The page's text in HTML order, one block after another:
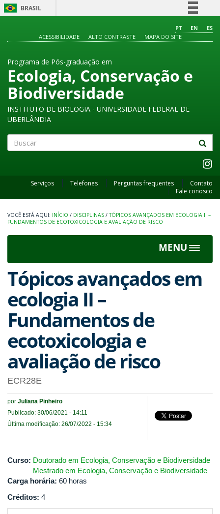
BRASIL
Comunica BR
Acesso à informação
Legislação
PT EN
ES
ACESSIBILIDADE
ALTO CONTRASTE MAPA DO SITE
Programa de Pós-graduação em
Ecologia, Conservação e
Biodiversidade
INSTITUTO DE BIOLOGIA - UNIVERSIDADE FEDERAL DE
UBERLÂNDIA
Serviços Telefones Perguntas frequentes
Contato
Fale conosco
INÍCIO / DISCIPLINAS / TÓPICOS AVANÇADOS EM ECOLOGIA II –
FUNDAMENTOS DE ECOTOXICOLOGIA E AVALIAÇÃO DE RISCO
MENU
Toggle
Tópicos avançados em
ecologia II –
Fundamentos de
ecotoxicologia e
avaliação de risco
ECR28E
por Juliana Pinheiro
Publicado: 30/06/2021 - 14:11
Última modificação: 26/07/2022 - 15:34
Curso: Doutorado em Ecologia, Conservação e Biodiversidade
Mestrado em Ecologia, Conservação e Biodiversidade
Carga horária: 60 horas
Créditos: 4